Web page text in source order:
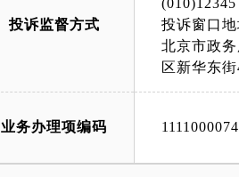
投诉监督方式
(010)12345
投诉窗口
北京市政
区新华东
业务办理项编码